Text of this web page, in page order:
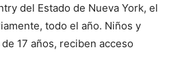
del Estado de Nueva York, el
todo el año. Niños y
17 años, reciben acceso